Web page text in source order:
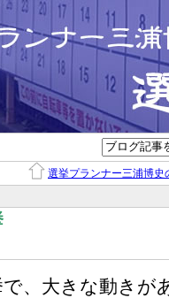
選挙プランナー三浦博史
、大きな動きが